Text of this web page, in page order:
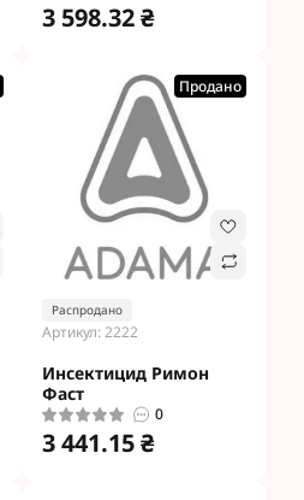
3 598.32 ₴
Продано
Распродано
Артикул: 2222
Инсектицид Римон
Фаст
0
3 441.15 ₴